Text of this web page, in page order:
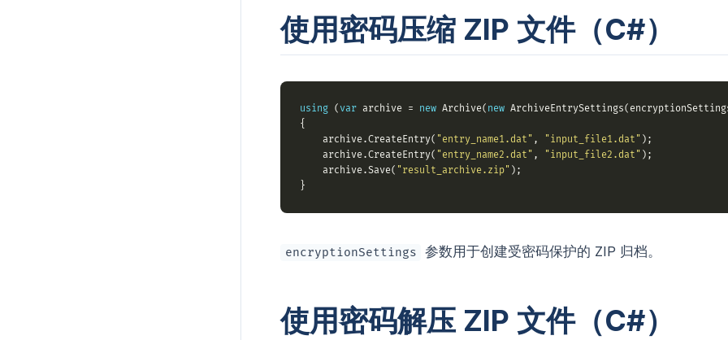
使用密码压缩 ZIP 文件（C#）
using (var archive = new Archive( new
    archive.CreateEntry(
"entry_name1.dat" , "input_file1.dat"
    archive.CreateEntry(
"entry_name2.dat" , "input_file2.dat"
    archive.Save(
"result_archive.zip"
encryptionSettings 参数用于创建受密码保护的 ZIP 归档。
使用密码解压 ZIP 文件（C#）